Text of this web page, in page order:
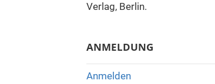
Verlag, Berlin.
ANMELDUNG
Anmelden